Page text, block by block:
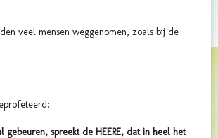
veel mensen weggenomen, zoals bij de
gebeuren, spreekt de HEERE, dat in heel het